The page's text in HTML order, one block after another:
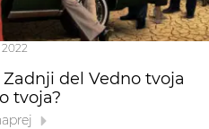
2022
del Vedno tvoja
tvoja?